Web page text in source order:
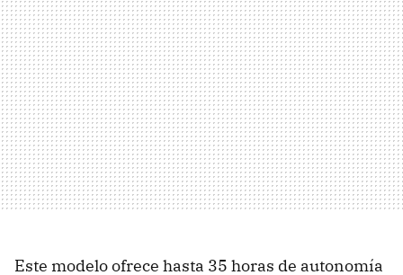
Este modelo ofrece hasta 35 horas de autonomía